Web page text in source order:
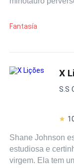
una era oscura,
gigantes hacen
origina una
hombres, dando
aquel que la
Fantasía
X
S.S
Shane Johnson
estudiosa e
virgem. Ela tem